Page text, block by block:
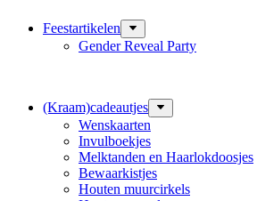
Feestartikelen
Gender Reveal Party
(Kraam)cadeautjes
Wenskaarten
Invulboekjes
Melktanden en Haarlokdoosjes
Bewaarkistjes
Houten muurcirkels